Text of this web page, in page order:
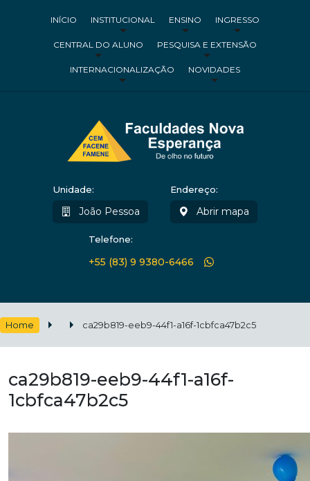
INÍCIO INSTITUCIONAL ENSINO INGRESSO
CENTRAL DO ALUNO PESQUISA E EXTENSÃO
INTERNACIONALIZAÇÃO NOVIDADES
Unidade:
João Pessoa
Endereço:
Abrir mapa
Telefone:
+55 (83) 9 9380-6466
Home ca29b819-eeb9-44f1-a16f-1cbfca47b2c5
ca29b819-eeb9-44f1-a16f-
1cbfca47b2c5